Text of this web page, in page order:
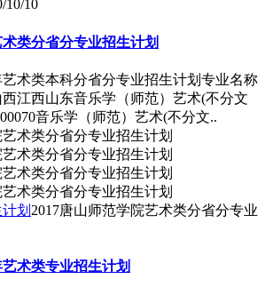
10/10
类分省分专业招生计划
艺术类本科分省分专业招生计划专业名称
江西山东音乐学（师范）艺术(不分文
音乐学（师范）艺术(不分文..
划 2017唐山师范学院艺术类分省分专业
术类专业招生计划